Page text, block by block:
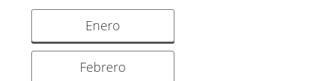
Enero
Febrero